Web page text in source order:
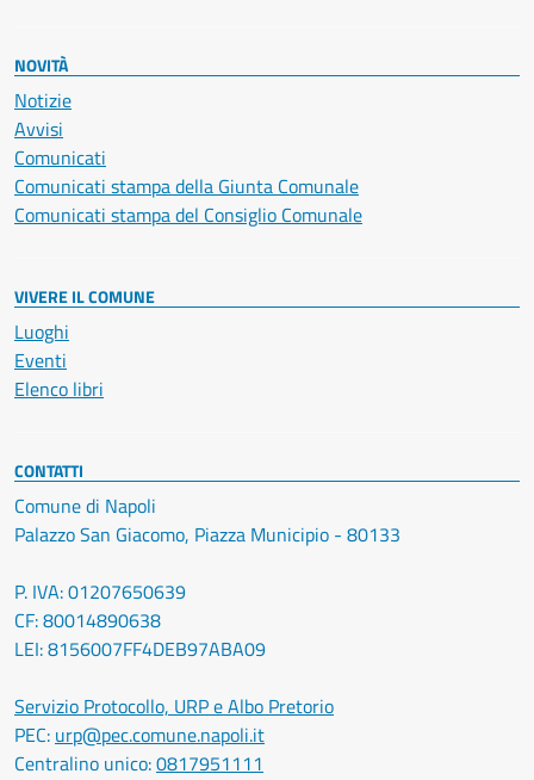
NOVITÀ
Notizie
Avvisi
Comunicati
Comunicati stampa della Giunta Comunale
Comunicati stampa del Consiglio Comunale
VIVERE IL COMUNE
Luoghi
Eventi
Elenco libri
CONTATTI
Comune di Napoli
Palazzo San Giacomo, Piazza Municipio - 80133
P. IVA: 01207650639
CF: 80014890638
LEI: 8156007FF4DEB97ABA09
Servizio Protocollo, URP e Albo Pretorio
PEC: urp@pec.comune.napoli.it
Centralino unico:0817951111